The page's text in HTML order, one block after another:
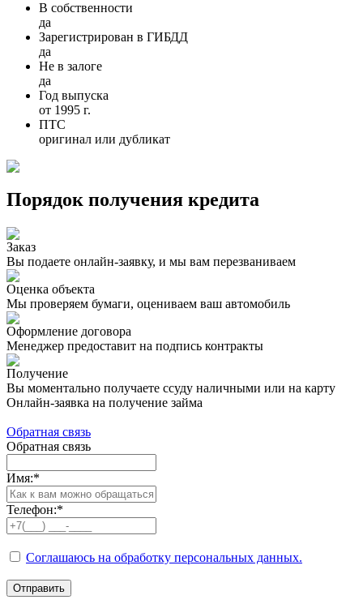
В собственности
да
Зарегистрирован в ГИБДД
да
Не в залоге
да
Год выпуска
от 1995 г.
ПТС
оригинал или дубликат
Порядок получения кредита
Заказ
Вы подаете онлайн-заявку, и мы вам перезваниваем
Оценка объекта
Мы проверяем бумаги, оцениваем ваш автомобиль
Оформление договора
Менеджер предоставит на подпись контракты
Получение
Вы моментально получаете ссуду наличными или на карту
Онлайн-заявка на получение займа
Обратная связь
Обратная связь
Имя:*
Телефон:*
Соглашаюсь на обработку персональных данных.
Отправить